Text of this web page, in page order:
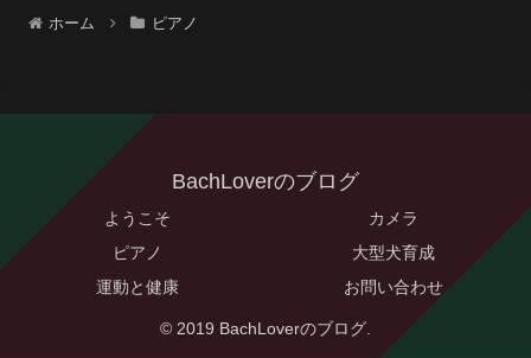
ホーム ピアノ
BachLoverのブログ
ようこそ
カメラ
ピアノ
大型犬育成
運動と健康
お問い合わせ
© 2019 BachLoverのブログ.